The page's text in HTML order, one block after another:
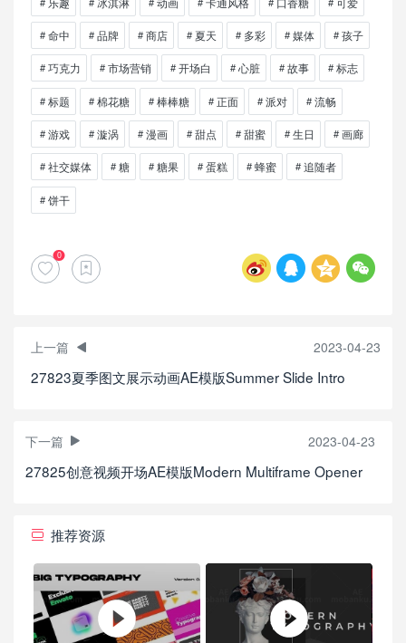
命中 品牌 商店 夏天 多彩 媒体 孩子
巧克力 市场营销 开场白 心脏 故事 标志
标题 棉花糖 棒棒糖 正面 派对 流畅
游戏 漩涡 漫画 甜点 甜蜜 生日 画廊
社交媒体 糖 糖果 蛋糕 蜂蜜 追随者
饼干
0
上一篇 2023-04-23
27823夏季图文展示动画AE模版Summer Slide Intro
下一篇 2023-04-23
27825创意视频开场AE模版Modern Multiframe Opener
推荐资源